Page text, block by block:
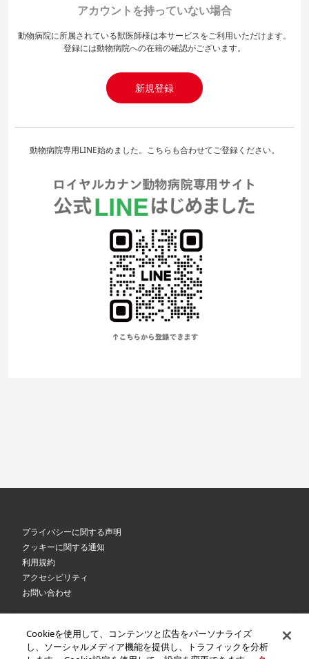
アカウントを持っていない場合
動物病院に所属されている獣医師様は本サービスをご利用いただけます。
登録には動物病院への在籍の確認がございます。
新規登録
動物病院専用LINE始めました。こちらも合わせてご登録ください。
プライバシーに関する声明
クッキーに関する通知
利用規約
アクセシビリティ
お問い合わせ
2026 Royal Canin SAS. All rights reserved. An Affiliate of Mars, Incorporated.
Cookieを使用して、コンテンツと広告をパーソナライズ
し、ソーシャルメディア機能を提供し、トラフィックを分析